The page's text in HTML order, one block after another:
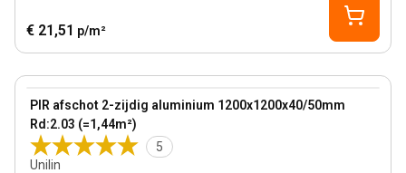
€ 21,51 p/m²
PIR afschot 2-zijdig aluminium 1200x1200x40/50mm
Rd:2.03 (=1,44m²)
5
Unilin
View product